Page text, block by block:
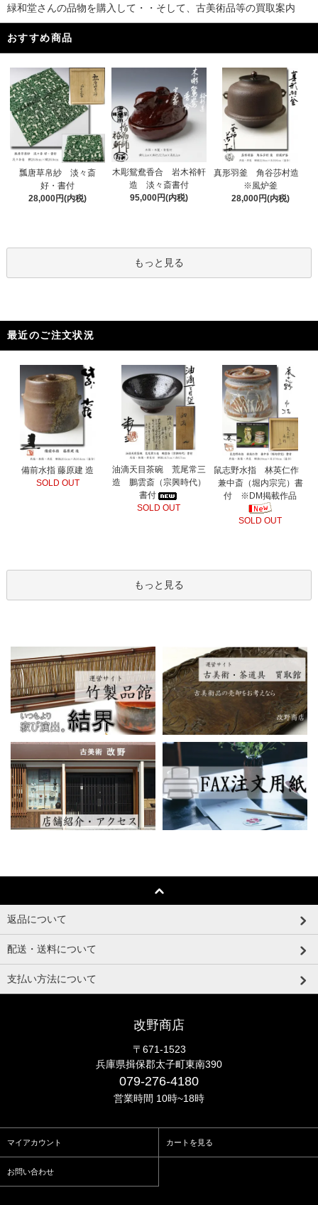
緑和堂さんの品物を購入して・・そして、古美術品等の買取案内
おすすめ商品
瓢唐草帛紗 淡々斎
好・書付
28,000円(内税)
木彫鴛鴦香合 岩木裕軒
造 淡々斎書付
95,000円(内税)
真形羽釜 角谷莎村造
※風炉釜
28,000円(内税)
もっと見る
最近のご注文状況
備前水指 藤原建 造
SOLD OUT
油滴天目茶碗 荒尾常三
造 鵬雲斎（宗興時代）
書付
SOLD OUT
鼠志野水指 林英仁作
兼中斎（堀内宗完）書
付 ※DM掲載作品
SOLD OUT
もっと見る
返品について
配送・送料について
支払い方法について
改野商店
〒671-1523
兵庫県揖保郡太子町東南390
079-276-4180
営業時間 10時~18時
マイアカウント カートを見る
お問い合わせ